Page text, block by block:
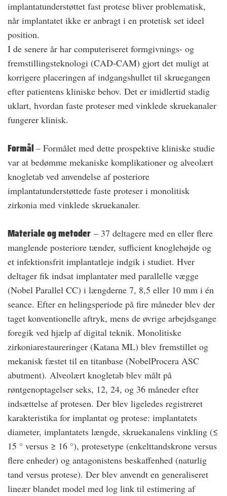
implantatunderstøttet fast protese bliver problematisk,
når implantatet ikke er anbragt i en protetisk set ideel
position.
I de senere år har computeriseret formgivnings- og
fremstillingsteknologi (CAD-CAM) gjort det muligt at
korrigere placeringen af indgangshullet til skruegangen
efter patientens kliniske behov. Det er imidlertid stadig
uklart, hvordan faste proteser med vinklede skruekanaler
fungerer klinisk.
Formål – Formålet med dette prospektive kliniske studie
var at bedømme mekaniske komplikationer og alveolært
knogletab ved anvendelse af posteriore
implantatunderstøttede faste proteser i monolitisk
zirkonia med vinklede skruekanaler.
Materiale og metoder – 37 deltagere med en eller flere
manglende posteriore tænder, sufficient knoglehøjde og
et infektionsfrit implantatleje indgik i studiet. Hver
deltager fik indsat implantater med parallelle vægge
(Nobel Parallel CC) i længderne 7, 8,5 eller 10 mm i én
seance. Efter en helingsperiode på fire måneder blev der
taget konventionelle aftryk, mens de øvrige arbejdsgange
foregik ved hjælp af digital teknik. Monolitiske
zirkoniarestaureringer (Katana ML) blev fremstillet og
mekanisk fæstet til en titanbase (NobelProcera ASC
abutment). Alveolært knogletab blev målt på
røntgenoptagelser seks, 12, 24, og 36 måneder efter
indsættelse af protesen. Der blev ligeledes registreret
karakteristika for implantat og protese: implantatets
diameter, implantatets længde, skruekanalens vinkling (≤
15 ° versus ≥ 16 °), protesetype (enkelttandskrone versus
flere enheder) og antagonistens beskaffenhed (naturlig
tand versus protese). Der blev anvendt en generaliseret
lineær blandet model med log link til estimering af